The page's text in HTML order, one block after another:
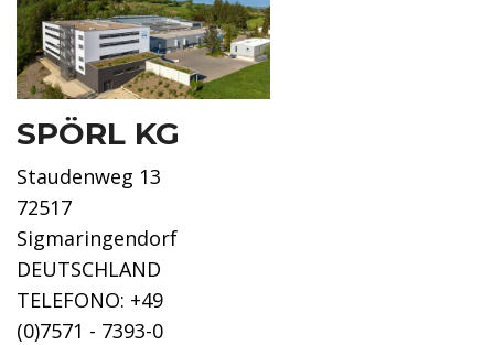
SPÖRL KG
Staudenweg 13
72517
Sigmaringendorf
DEUTSCHLAND
TELEFONO: +49
(0)7571 - 7393-0